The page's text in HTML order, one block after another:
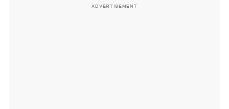
ADVERTISEMENT